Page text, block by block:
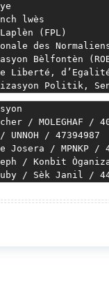
lwès
(FPL)
des
Bèlfontèn
de Liberté,
Politik,
/ MOLEGHAF /
UNNOH / 47394987
Josera / MPNKP /
/ Konbit
/ Sèk Janil /